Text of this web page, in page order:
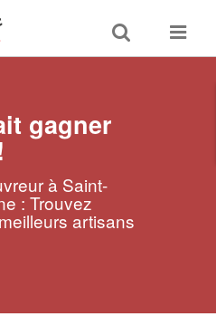
Toggle
search
Toggle
gagner
à Saint-
: Trouvez
artisans